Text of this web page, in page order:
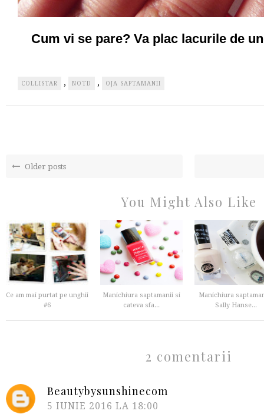
Cum vi se pare? Va plac lacurile de
COLLISTAR , NOTD , OJA SAPTAMANII
Older posts
You Might Also Like
Ce am mai purtat pe unghii
#6
Manichiura saptamanii si
cateva sfa...
Manichiura
Sally Hanse...
2 comentarii
Beautybysunshinecom
5 IUNIE 2016 LA 18:00